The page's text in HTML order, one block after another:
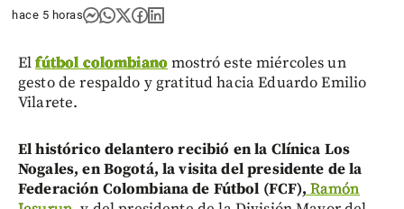
hace 5 horas
Elfútbol colombianomostró este miércoles un
gesto de respaldo y gratitud hacia Eduardo Emilio
Vilarete.
El histórico delantero recibió en la Clínica Los
Nogales, en Bogotá, la visita del presidente de la
Federación Colombiana de Fútbol (FCF), Ramón